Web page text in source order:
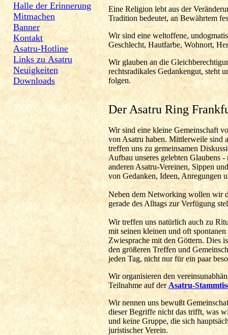
Halle der Erinnerung
Mitmachen
Banner
Kontakt
Asatru-Hotline
Links zu Asatru
Neuigkeiten
Downloads
Eine Religion lebt aus der
Tradition bedeutet, an Bewährtem
Wir sind eine weltoffene,
Geschlecht, Hautfarbe, Wohnort,
Wir glauben an die
rechtsradikales Gedankengut, steht
folgen.
Der Asatru Ring
Wir sind eine kleine Gemeinschaft
von Asatru haben. Mittlerweile sind
treffen uns zu gemeinsamen
Aufbau unseres gelebten Glaubens
anderen Asatru-Vereinen, Sippen
von Gedanken, Ideen, Anregungen
Neben dem Networking wollen wir
gerade des Alltags zur Verfügung
Wir treffen uns natürlich auch zu
mit seinen kleinen und oft
Zwiesprache mit den Göttern. Dies
den größeren Treffen und
jeden Tag, nicht nur für ein paar
Wir organisieren den
Teilnahme auf derAsatru-
Wir nennen uns bewußt
dieser Begriffe nicht das trifft, was
und keine Gruppe, die sich
juristischer Verein.